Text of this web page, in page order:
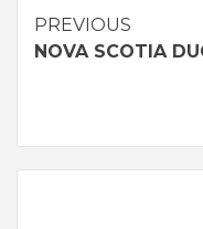
Continue
PREVIOUS
NOVA SCOTIA